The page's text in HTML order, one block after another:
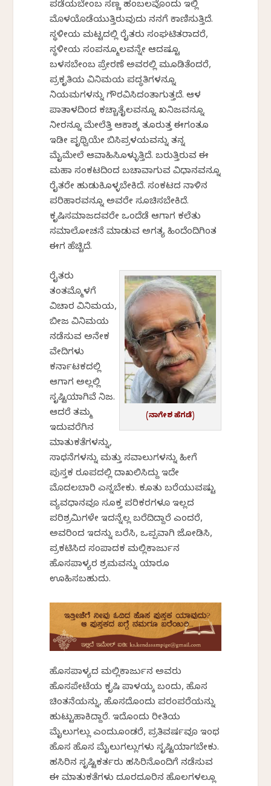
ಪಡೆಯಬೇಕೆಂಬ ಸಣ್ಣ ಹಂಬಲವೊಂದು ಇಲ್ಲಿ
ಮೊಳಕೆಯೊಡೆಯುತ್ತಿರುವುದು ನನಗೆ ಕಾಣಿಸುತ್ತಿದೆ.
ಸ್ಥಳೀಯ ಮಟ್ಟದಲ್ಲಿ ರೈತರು ಸಂಘಟಿತರಾದರೆ,
ಸ್ಥಳೀಯ ಸಂಪನ್ಮೂಲವನ್ನೇ ಆದಷ್ಟೂ
ಬಳಸಬೇಕೆಂಬ ಪ್ರೇರಣೆ ಅವರಲ್ಲಿ ಮೂಡಿತೆಂದರೆ,
ಪ್ರಕೃತಿಯ ವಿನಿಮಯ ಪದ್ಧತಿಗಳನ್ನೂ
ನಿಯಮಗಳನ್ನು ಗೌರವಿಸಿದಂತಾಗುತ್ತದೆ. ಆಳ
ಪಾತಾಳದಿಂದ ಕಚ್ಚಾತೈಲವನ್ನೂ ಖನಿಜವನ್ನೂ
ನೀರನ್ನೂ ಮೇಲೆತ್ತಿ ಆಕಾಶಕ್ಕೆ ತೂರುತ್ತ ಈಗಂತೂ
ಇಡೀ ಪೃಥ್ವಿಯೇ ಬಿಸಿಪ್ರಳಯವನ್ನು ತನ್ನ
ಮೈಮೇಲೆ ಆವಾಹಿಸಿಕೊಳ್ಳುತ್ತಿದೆ. ಬರುತ್ತಿರುವ ಈ
ಮಹಾ ಸಂಕಟದಿಂದ ಬಚಾವಾಗುವ ವಿಧಾನವನ್ನೂ
ರೈತರೇ ಹುಡುಕಿಕೊಳ್ಳಬೇಕಿದೆ. ಸಂಕಟದ ನಾಳಿನ
ಪರಿಹಾರವನ್ನೂ ಅವರೇ ಸೂಚಿಸಬೇಕಿದೆ.
ಕೃಷಿಸಮಾಜದವರೇ ಒಂದೆಡೆ ಆಗಾಗ ಕಲೆತು
ಸಮಾಲೋಚನೆ ಮಾಡುವ ಅಗತ್ಯ ಹಿಂದೆಂದಿಗಿಂತ
ಈಗ ಹೆಚ್ಚಿದೆ.
(ನಾಗೇಶ ಹೆಗಡೆ)
ರೈತರು
ತಂತಮ್ಮೊಳಗೆ
ವಿಚಾರ ವಿನಿಮಯ,
ಬೀಜ ವಿನಿಮಯ
ನಡೆಸುವ ಅನೇಕ
ವೇದಿಕೆಗಳು
ಕರ್ನಾಟಕದಲ್ಲಿ
ಆಗಾಗ ಅಲ್ಲಲ್ಲಿ
ಸೃಷ್ಟಿಯಾಗಿವೆ ನಿಜ.
ಆದರೆ ತಮ್ಮ
ಇದುವರೆಗಿನ
ಮಾತುಕತೆಗಳನ್ನು,
ಸಾಧನೆಗಳನ್ನು ಮತ್ತು ಸವಾಲುಗಳನ್ನು ಹೀಗೆ
ಪುಸ್ತಕ ರೂಪದಲ್ಲಿ ದಾಖಲಿಸಿದ್ದು ಇದೇ
ಮೊದಲಬಾರಿ ಎನ್ನಬೇಕು. ಕೂತು ಬರೆಯುವಷ್ಟು
ವ್ಯವಧಾನವೂ ಸೂಕ್ತ ಪರಿಕರಗಳೂ ಇಲ್ಲದ
ಪರಿಶ್ರಮಿಗಳೇ ಇದನ್ನೆಲ್ಲ ಬರೆದಿದ್ದಾರೆ ಎಂದರೆ,
ಅವರಿಂದ ಇದನ್ನು ಬರೆಸಿ, ಒಪ್ಪವಾಗಿ ಜೋಡಿಸಿ,
ಪ್ರಕಟಿಸಿದ ಸಂಪಾದಕ ಮಲ್ಲಿಕಾರ್ಜುನ
ಹೊಸಪಾಳ್ಯರ ಶ್ರಮವನ್ನು ಯಾರೂ
ಊಹಿಸಬಹುದು.
ಹೊಸಪಾಳ್ಯದ ಮಲ್ಲಿಕಾರ್ಜುನ ಅವರು
ಹೊಸಪೇಟೆಯ ಕೃಷಿ ಪಾಳಯಕ್ಕೆ ಬಂದು, ಹೊಸ
ಚಿಂತನೆಯನ್ನು, ಹೊಸದೊಂದು ಪರಂಪರೆಯನ್ನು
ಹುಟ್ಟುಹಾಕಿದ್ದಾರೆ. ಇದೊಂದು ರೀತಿಯ
ಮೈಲುಗಲ್ಲು ಎಂದುಕೊಂಡರೆ, ಪ್ರತಿವರ್ಷವೂ ಇಂಥ
ಹೊಸ ಹೊಸ ಮೈಲುಗಲ್ಲುಗಳು ಸೃಷ್ಟಿಯಾಗಬೇಕು.
ಹಸಿರಿನ ಸೃಷ್ಟಿಕರ್ತರು ಹಸಿರಿನೊಂದಿಗೆ ನಡೆಸುವ
ಈ ಮಾತುಕತೆಗಳು ದೂರದೂರಿನ ಹೊಲಗಳಲ್ಲೂ